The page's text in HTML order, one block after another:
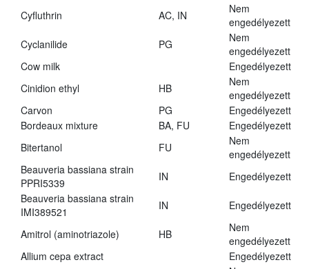
Cyfluthrin
AC, IN
Nem
engedélyezett
Cyclanilide
PG
Nem
engedélyezett
Cow milk
Engedélyezett
Cinidion ethyl
HB
Nem
engedélyezett
Carvon
PG
Engedélyezett
Bordeaux mixture
BA, FU
Engedélyezett
Bitertanol
FU
Nem
engedélyezett
Beauveria bassiana strain
PPRI5339
IN
Engedélyezett
Beauveria bassiana strain
IMI389521
IN Engedélyezett
Amitrol (aminotriazole) HB
Nem
engedélyezett
Allium cepa extract
Engedélyezett